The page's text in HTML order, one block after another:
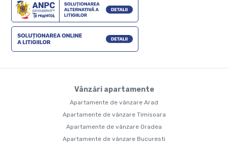
Vânzări apartamente
Apartamente de vânzare Arad
Apartamente de vânzare Timisoara
Apartamente de vânzare Oradea
Apartamente de vânzare Bucuresti